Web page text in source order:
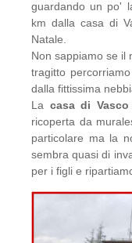
guardando un po'
km dalla casa di
Natale.
Non sappiamo se il
tragitto
dalla fittissima
La casa di Vasco
ricoperta da
particolare ma la
sembra quasi di
per i figli e